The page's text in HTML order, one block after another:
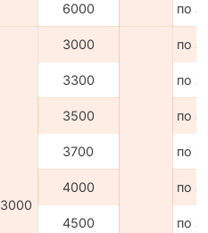
6000 по
3000
3000 по
3300 по
3500 по
3700 по
4000 по
4500 по